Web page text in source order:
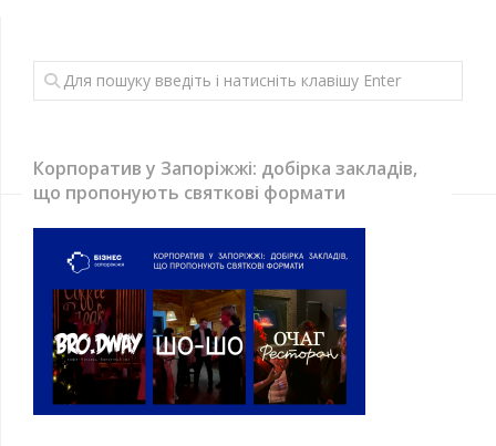
Корпоратив у Запоріжжі: добірка закладів,
що пропонують святкові формати